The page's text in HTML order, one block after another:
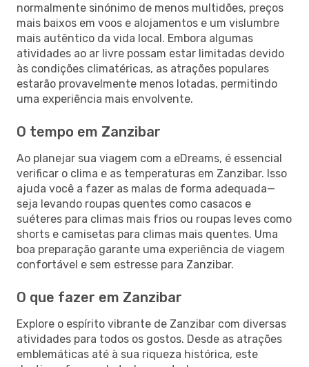
normalmente sinónimo de menos multidões, preços
mais baixos em voos e alojamentos e um vislumbre
mais autêntico da vida local. Embora algumas
atividades ao ar livre possam estar limitadas devido
às condições climatéricas, as atrações populares
estarão provavelmente menos lotadas, permitindo
uma experiência mais envolvente.
O tempo em Zanzibar
Ao planejar sua viagem com a eDreams, é essencial
verificar o clima e as temperaturas em Zanzibar. Isso
ajuda você a fazer as malas de forma adequada—
seja levando roupas quentes como casacos e
suéteres para climas mais frios ou roupas leves como
shorts e camisetas para climas mais quentes. Uma
boa preparação garante uma experiência de viagem
confortável e sem estresse para Zanzibar.
O que fazer em Zanzibar
Explore o espírito vibrante de Zanzibar com diversas
atividades para todos os gostos. Desde as atrações
emblemáticas até à sua riqueza histórica, este